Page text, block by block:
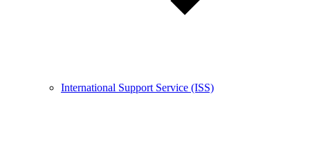
International Support Service (ISS)